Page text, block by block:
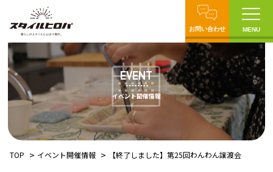
お問い合わせ MENU
EVENT
イベント開催情報
TOP イベント開催情報 【終了しました】第25回わんわん譲渡会